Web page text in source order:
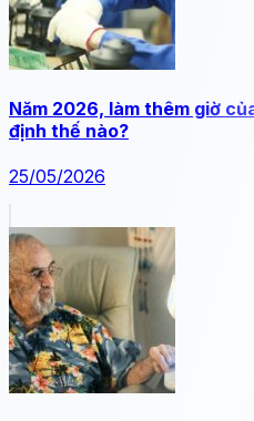
Năm 2026, làm thêm giờ
định thế nào?
25/05/2026